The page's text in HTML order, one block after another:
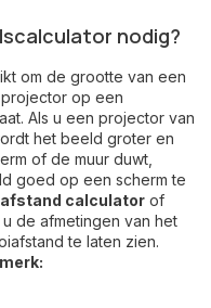
nodig?
om de grootte van een
op een
Als u een projector van
het beeld groter en
of de muur duwt,
goed op een scherm te
calculator of
de afmetingen van het
te laten zien.